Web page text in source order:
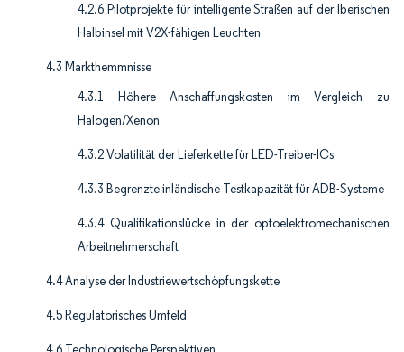
4.2.6 Pilotprojekte für intelligente Straßen auf der Iberischen
Halbinsel mit V2X-fähigen Leuchten
4.3 Markthemmnisse
4.3.1 Höhere Anschaffungskosten im Vergleich zu
Halogen/Xenon
4.3.2 Volatilität der Lieferkette für LED-Treiber-ICs
4.3.3 Begrenzte inländische Testkapazität für ADB-Systeme
4.3.4 Qualifikationslücke in der optoelektromechanischen
Arbeitnehmerschaft
4.4 Analyse der Industriewertschöpfungskette
4.5 Regulatorisches Umfeld